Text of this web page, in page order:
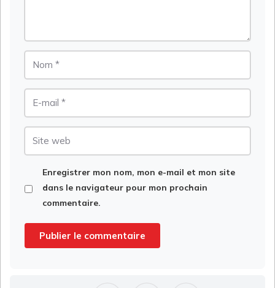
Enregistrer mon nom, mon e-mail et mon site
dans le navigateur pour mon prochain
commentaire.